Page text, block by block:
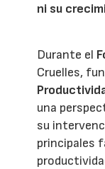
ni su
Durante el
Cruelles,
una
su
principales